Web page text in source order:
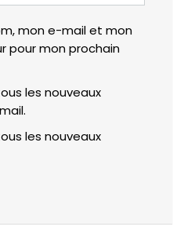
mon e-mail et mon
pour mon prochain
les nouveaux
les nouveaux